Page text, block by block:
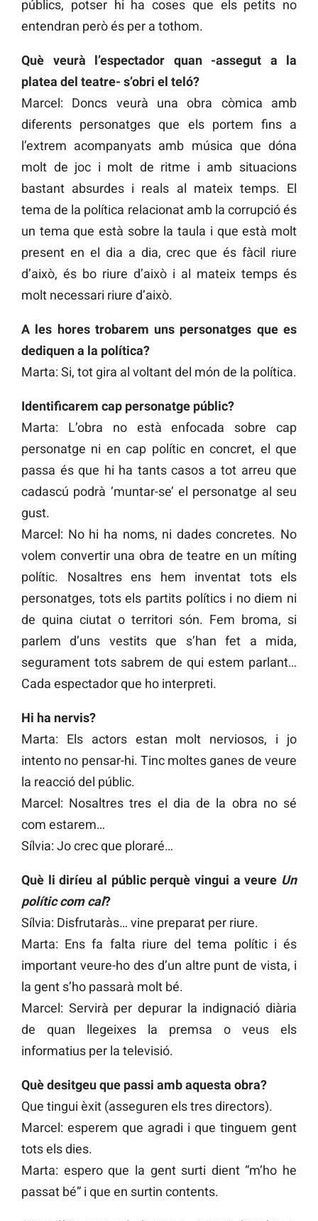
públics, potser hi ha coses que els petits no
entendran però és per a tothom.
Què veurà l’espectador quan -assegut a la
platea del teatre- s’obri el teló?
Marcel: Doncs veurà una obra còmica amb
diferents personatges que els portem fins a
l’extrem acompanyats amb música que dóna
molt de joc i molt de ritme i amb situacions
bastant absurdes i reals al mateix temps. El
tema de la política relacionat amb la corrupció és
un tema que està sobre la taula i que està molt
present en el dia a dia, crec que és fàcil riure
d’això, és bo riure d’això i al mateix temps és
molt necessari riure d’això.
A les hores trobarem uns personatges que es
dediquen a la política?
Marta: Si, tot gira al voltant del món de la política.
Identificarem cap personatge públic?
Marta: L’obra no està enfocada sobre cap
personatge ni en cap polític en concret, el que
passa és que hi ha tants casos a tot arreu que
cadascú podrà ‘muntar-se’ el personatge al seu
gust.
Marcel: No hi ha noms, ni dades concretes. No
volem convertir una obra de teatre en un míting
polític. Nosaltres ens hem inventat tots els
personatges, tots els partits polítics i no diem ni
de quina ciutat o territori són. Fem broma, si
parlem d’uns vestits que s’han fet a mida,
segurament tots sabrem de qui estem parlant…
Cada espectador que ho interpreti.
Hi ha nervis?
Marta: Els actors estan molt nerviosos, i jo
intento no pensar-hi. Tinc moltes ganes de veure
la reacció del públic.
Marcel: Nosaltres tres el dia de la obra no sé
com estarem…
Sílvia: Jo crec que ploraré…
Què li diríeu al públic perquè vingui a veure Un
polític com cal?
Sílvia: Disfrutaràs… vine preparat per riure.
Marta: Ens fa falta riure del tema polític i és
important veure-ho des d’un altre punt de vista, i
la gent s’ho passarà molt bé.
Marcel: Servirà per depurar la indignació diària
de quan llegeixes la premsa o veus els
informatius per la televisió.
Què desitgeu que passi amb aquesta obra?
Que tingui èxit (asseguren els tres directors).
Marcel: esperem que agradi i que tinguem gent
tots els dies.
Marta: espero que la gent surti dient “m’ho he
passat bé” i que en surtin contents.